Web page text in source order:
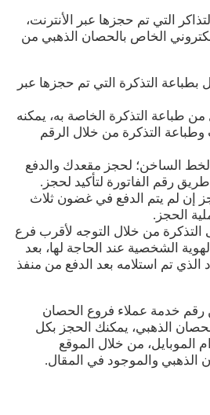
التي تم حجزها عبر الأنترنت،
الخاص بالحصان الذهبي من
التذكرة التي تم حجزها عبر
من طباعة التذكرة الخاصة به، يمكنه
وطباعة التذكرة من خلال الرقم
الساخن؛ لحجز مقعدك والدفع
رقم الفاتورة لتأكيد لحجز.
إن لم يتم الدفع في غضون ثلاث
الحجز.
من خلال التوجه لأقرب فرع
الشخصية عند الحاجة لها، بعد
الذي تم استلامه بعد الدفع من منفذ
خدمة عملاء فروع الحصان
الذهبي، يمكنك الحجز بكل
الموبايل، من خلال الموقع
الذهبي والموجود في المقال.